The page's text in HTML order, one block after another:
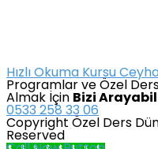
Hızlı Okuma Kursu
Programlar ve Özel
Almak İçin Bizi
0533 258 33 06
Copyright Özel Ders
Reserved